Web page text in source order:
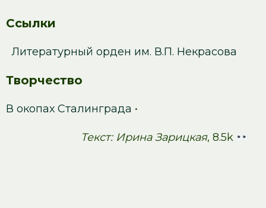
Ссылки
Литературный орден им. В.П. Некрасова
Творчество
В окопах Сталинграда •
Текст: Ирина Зарицкая, 8.5k